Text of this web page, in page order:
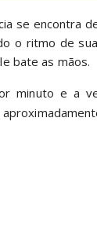
se encontra
o ritmo de
bate as mãos.
minuto e a